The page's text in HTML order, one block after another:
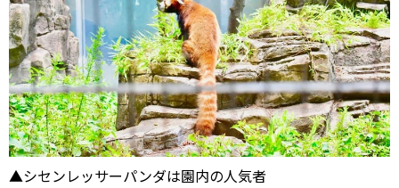
▲シセンレッサーパンダは園内の人気者